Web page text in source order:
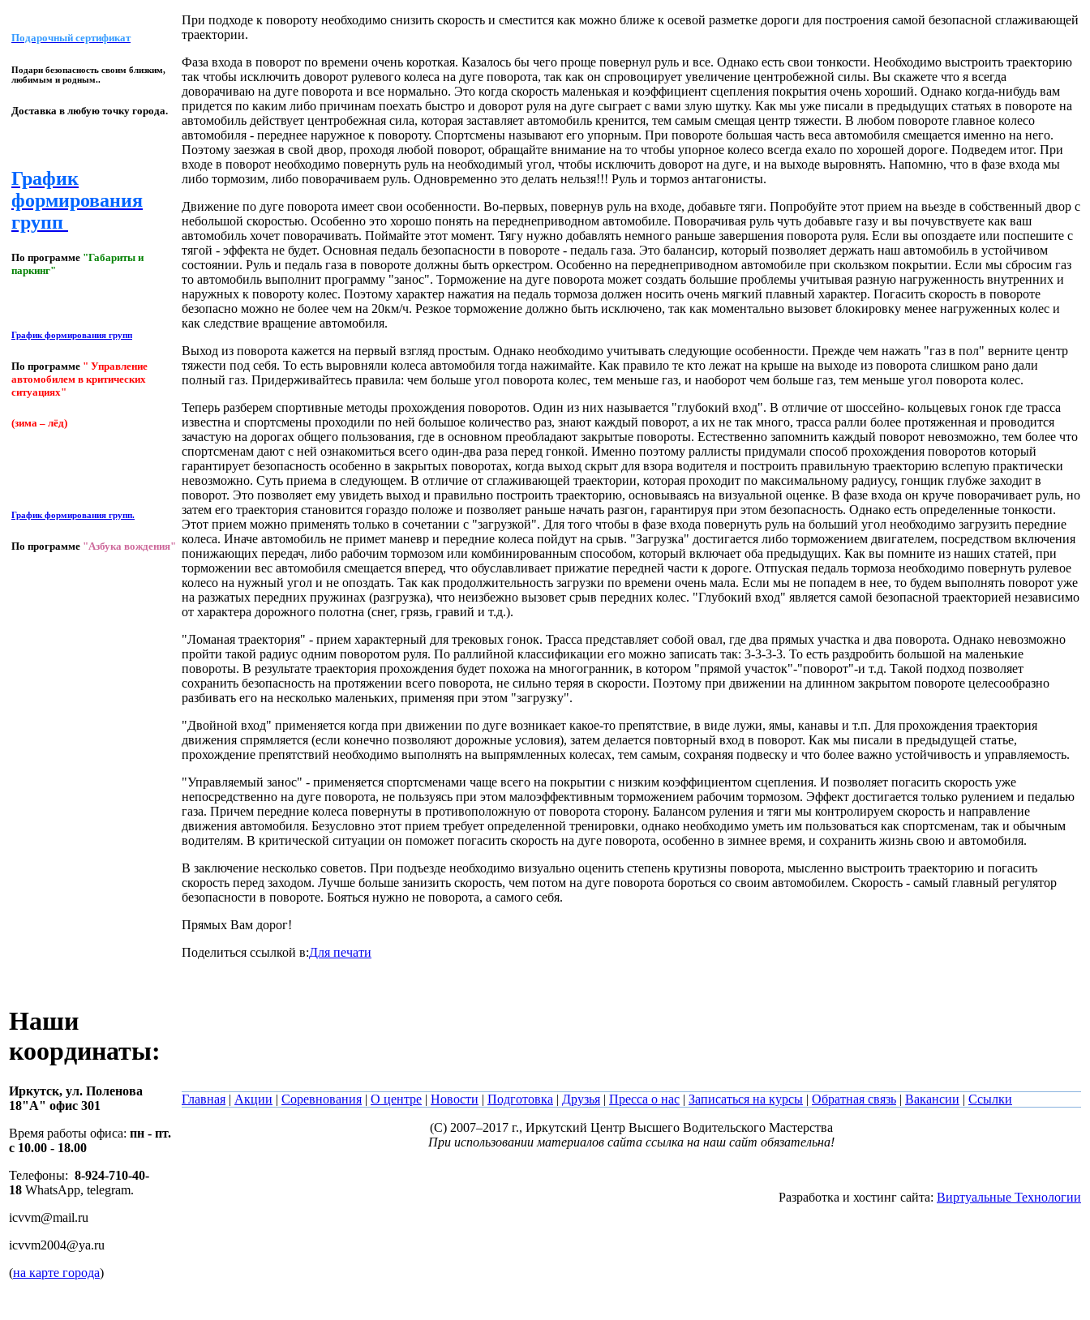
Подарочный сертификат
Подари безопасность своим близким,
любимым и родным..
Доставка в любую точку города.
График
формирования
групп
По программе "Габариты и
паркинг"
График формирования групп
По программе " Управление
автомобилем в критических
ситуациях"
(зима – лёд)
График формирования групп.
По программе "Азбука вождения"
При подходе к повороту необходимо снизить скорость и сместится как можно ближе к осевой разметке дороги для построения самой безопасной сглаживающей
траектории.
Фаза входа в поворот по времени очень короткая. Казалось бы чего проще повернул руль и все. Однако есть свои тонкости. Необходимо выстроить траекторию
так чтобы исключить доворот рулевого колеса на дуге поворота, так как он спровоцирует увеличение центробежной силы. Вы скажете что я всегда
доворачиваю на дуге поворота и все нормально. Это когда скорость маленькая и коэффициент сцепления покрытия очень хороший. Однако когда-нибудь вам
придется по каким либо причинам поехать быстро и доворот руля на дуге сыграет с вами злую шутку. Как мы уже писали в предыдущих статьях в повороте на
автомобиль действует центробежная сила, которая заставляет автомобиль кренится, тем самым смещая центр тяжести. В любом повороте главное колесо
автомобиля - переднее наружное к повороту. Спортсмены называют его упорным. При повороте большая часть веса автомобиля смещается именно на него.
Поэтому заезжая в свой двор, проходя любой поворот, обращайте внимание на то чтобы упорное колесо всегда ехало по хорошей дороге. Подведем итог. При
входе в поворот необходимо повернуть руль на необходимый угол, чтобы исключить доворот на дуге, и на выходе выровнять. Напомню, что в фазе входа мы
либо тормозим, либо поворачиваем руль. Одновременно это делать нельзя!!! Руль и тормоз антагонисты.
Движение по дуге поворота имеет свои особенности. Во-первых, повернув руль на входе, добавьте тяги. Попробуйте этот прием на вьезде в собственный двор с
небольшой скоростью. Особенно это хорошо понять на переднеприводном автомобиле. Поворачивая руль чуть добавьте газу и вы почувствуете как ваш
автомобиль хочет поворачивать. Поймайте этот момент. Тягу нужно добавлять немного раньше завершения поворота руля. Если вы опоздаете или поспешите с
тягой - эффекта не будет. Основная педаль безопасности в повороте - педаль газа. Это балансир, который позволяет держать наш автомобиль в устойчивом
состоянии. Руль и педаль газа в повороте должны быть оркестром. Особенно на переднеприводном автомобиле при скользком покрытии. Если мы сбросим газ
то автомобиль выполнит программу "занос". Торможение на дуге поворота может создать большие проблемы учитывая разную нагруженность внутренних и
наружных к повороту колес. Поэтому характер нажатия на педаль тормоза должен носить очень мягкий плавный характер. Погасить скорость в повороте
безопасно можно не более чем на 20км/ч. Резкое торможение должно быть исключено, так как моментально вызовет блокировку менее нагруженных колес и
как следствие вращение автомобиля.
Выход из поворота кажется на первый взгляд простым. Однако необходимо учитывать следующие особенности. Прежде чем нажать "газ в пол" верните центр
тяжести под себя. То есть выровняли колеса автомобиля тогда нажимайте. Как правило те кто лежат на крыше на выходе из поворота слишком рано дали
полный газ. Придерживайтесь правила: чем больше угол поворота колес, тем меньше газ, и наоборот чем больше газ, тем меньше угол поворота колес.
Теперь разберем спортивные методы прохождения поворотов. Один из них называется "глубокий вход". В отличие от шоссейно- кольцевых гонок где трасса
известна и спортсмены проходили по ней большое количество раз, знают каждый поворот, а их не так много, трасса ралли более протяженная и проводится
зачастую на дорогах общего пользования, где в основном преобладают закрытые повороты. Естественно запомнить каждый поворот невозможно, тем более что
спортсменам дают с ней ознакомиться всего один-два раза перед гонкой. Именно поэтому раллисты придумали способ прохождения поворотов который
гарантирует безопасность особенно в закрытых поворотах, когда выход скрыт для взора водителя и построить правильную траекторию вслепую практически
невозможно. Суть приема в следующем. В отличие от сглаживающей траектории, которая проходит по максимальному радиусу, гонщик глубже заходит в
поворот. Это позволяет ему увидеть выход и правильно построить траекторию, основываясь на визуальной оценке. В фазе входа он круче поворачивает руль, но
затем его траектория становится гораздо положе и позволяет раньше начать разгон, гарантируя при этом безопасность. Однако есть определенные тонкости.
Этот прием можно применять только в сочетании с "загрузкой". Для того чтобы в фазе входа повернуть руль на больший угол необходимо загрузить передние
колеса. Иначе автомобиль не примет маневр и передние колеса пойдут на срыв. "Загрузка" достигается либо торможением двигателем, посредством включения
понижающих передач, либо рабочим тормозом или комбинированным способом, который включает оба предыдущих. Как вы помните из наших статей, при
торможении вес автомобиля смещается вперед, что обуславливает прижатие передней части к дороге. Отпуская педаль тормоза необходимо повернуть рулевое
колесо на нужный угол и не опоздать. Так как продолжительность загрузки по времени очень мала. Если мы не попадем в нее, то будем выполнять поворот уже
на разжатых передних пружинах (разгрузка), что неизбежно вызовет срыв передних колес. "Глубокий вход" является самой безопасной траекторией независимо
от характера дорожного полотна (снег, грязь, гравий и т.д.).
"Ломаная траектория" - прием характерный для трековых гонок. Трасса представляет собой овал, где два прямых участка и два поворота. Однако невозможно
пройти такой радиус одним поворотом руля. По раллийной классификации его можно записать так: 3-3-3-3. То есть раздробить большой на маленькие
повороты. В результате траектория прохождения будет похожа на многогранник, в котором "прямой участок"-"поворот"-и т.д. Такой подход позволяет
сохранить безопасность на протяжении всего поворота, не сильно теряя в скорости. Поэтому при движении на длинном закрытом повороте целесообразно
разбивать его на несколько маленьких, применяя при этом "загрузку".
"Двойной вход" применяется когда при движении по дуге возникает какое-то препятствие, в виде лужи, ямы, канавы и т.п. Для прохождения траектория
движения спрямляется (если конечно позволяют дорожные условия), затем делается повторный вход в поворот. Как мы писали в предыдущей статье,
прохождение препятствий необходимо выполнять на выпрямленных колесах, тем самым, сохраняя подвеску и что более важно устойчивость и управляемость.
"Управляемый занос" - применяется спортсменами чаще всего на покрытии с низким коэффициентом сцепления. И позволяет погасить скорость уже
непосредственно на дуге поворота, не пользуясь при этом малоэффективным торможением рабочим тормозом. Эффект достигается только рулением и педалью
газа. Причем передние колеса повернуты в противоположную от поворота сторону. Балансом руления и тяги мы контролируем скорость и направление
движения автомобиля. Безусловно этот прием требует определенной тренировки, однако необходимо уметь им пользоваться как спортсменам, так и обычным
водителям. В критической ситуации он поможет погасить скорость на дуге поворота, особенно в зимнее время, и сохранить жизнь свою и автомобиля.
В заключение несколько советов. При подъезде необходимо визуально оценить степень крутизны поворота, мысленно выстроить траекторию и погасить
скорость перед заходом. Лучше больше занизить скорость, чем потом на дуге поворота бороться со своим автомобилем. Скорость - самый главный регулятор
безопасности в повороте. Бояться нужно не поворота, а самого себя.
Прямых Вам дорог!
Поделиться ссылкой в:Для печати
Наши
координаты:
Иркутск, ул. Поленова
18"А" офис 301
Время работы офиса: пн - пт.
с 10.00 - 18.00
Телефоны: 8-924-710-40-
18 WhatsApp, telegram.
icvvm@mail.ru
icvvm2004@ya.ru
(на карте города)
Главная | Акции | Соревнования | О центре | Новости | Подготовка | Друзья | Пресса о нас | Записаться на курсы | Обратная связь | Вакансии | Ссылки
(C) 2007–2017 г., Иркутский Центр Высшего Водительского Мастерства
При использовании материалов сайта ссылка на наш сайт обязательна!
Разработка и хостинг сайта: Виртуальные Технологии